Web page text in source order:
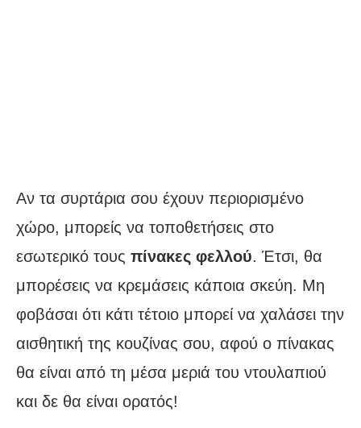
Αν τα συρτάρια σου έχουν περιορισμένο
χώρο, μπορείς να τοποθετήσεις στο
εσωτερικό τους πίνακες φελλού. Έτσι, θα
μπορέσεις να κρεμάσεις κάποια σκεύη. Μη
φοβάσαι ότι κάτι τέτοιο μπορεί να χαλάσει την
αισθητική της κουζίνας σου, αφού ο πίνακας
θα είναι από τη μέσα μεριά του ντουλαπιού
και δε θα είναι ορατός!